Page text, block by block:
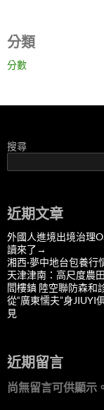
分類
分數
搜尋
近期文章
外國人進境出境治理
讀來了→
湘西·夢中地台包養行
天津津南：高尺度農
閻樓鎮 陸空聯防森和
從“廣東懦夫”身JIUYI
見
近期留言
尚無留言可供顯示。